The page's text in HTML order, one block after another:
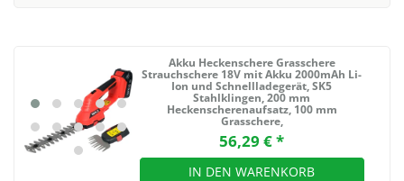
Akku Heckenschere Grasschere
Strauchschere 18V mit Akku 2000mAh Li-
Ion und Schnellladegerät, SK5
Stahlklingen, 200 mm
Heckenscherenaufsatz, 100 mm
Grasschere,
56,29 € *
IN DEN WARENKORB